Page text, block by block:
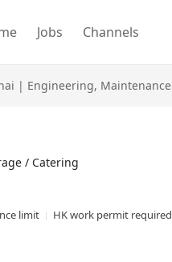
Jobs Channels
| Engineering, Maintenance
/ Catering
limit
HK work permit required